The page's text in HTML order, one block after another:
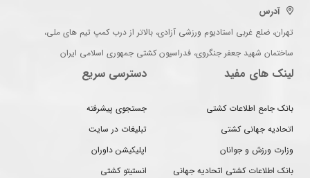
آدرس
تهران، ضلع غربی استادیوم ورزشی آزادی، بالاتر از درب کمپ تیم های ملی،
ساختمان شهید جعفر جنگروی، فدراسیون کشتی جمهوری اسلامی ایران
لینک های مفید
بانک جامع اطلاعات کشتی
اتحادیه جهانی کشتی
وزارت ورزش و جوانان
بانک اطلاعات کشتی اتحادیه جهانی
دسترسی سریع
جستجوی پیشرفته
تبلیغات در سایت
اپلیکیشن داوران
انستیتو کشتی